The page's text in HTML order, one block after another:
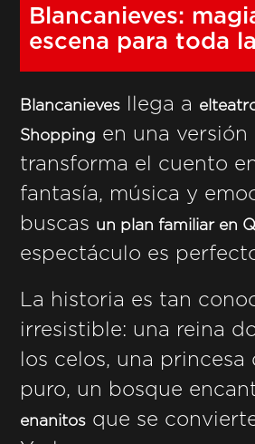
Blancanieves:
escena para toda
Blancanieves llega a
Shopping en una
transforma el cuento
fantasía, música y
buscas un plan familiar en
espectáculo es
La historia es tan
irresistible: una reina
los celos, una princesa
puro, un bosque
enanitos que se